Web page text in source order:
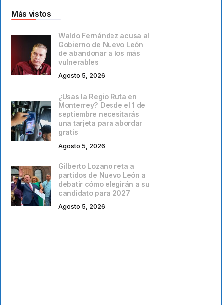
Más vistos
Waldo Fernández acusa al
Gobierno de Nuevo León
de abandonar a los más
vulnerables
Agosto 5, 2026
¿Usas la Regio Ruta en
Monterrey? Desde el 1 de
septiembre necesitarás
una tarjeta para abordar
gratis
Agosto 5, 2026
Gilberto Lozano reta a
partidos de Nuevo León a
debatir cómo elegirán a su
candidato para 2027
Agosto 5, 2026